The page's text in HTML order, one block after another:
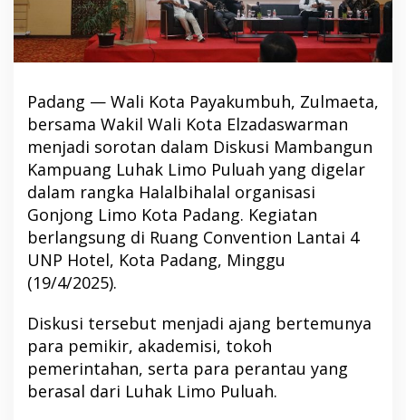
Padang — Wali Kota Payakumbuh, Zulmaeta,
bersama Wakil Wali Kota Elzadaswarman
menjadi sorotan dalam Diskusi Mambangun
Kampuang Luhak Limo Puluah yang digelar
dalam rangka Halalbihalal organisasi
Gonjong Limo Kota Padang. Kegiatan
berlangsung di Ruang Convention Lantai 4
UNP Hotel, Kota Padang, Minggu
(19/4/2025).
Diskusi tersebut menjadi ajang bertemunya
para pemikir, akademisi, tokoh
pemerintahan, serta para perantau yang
berasal dari Luhak Limo Puluah.